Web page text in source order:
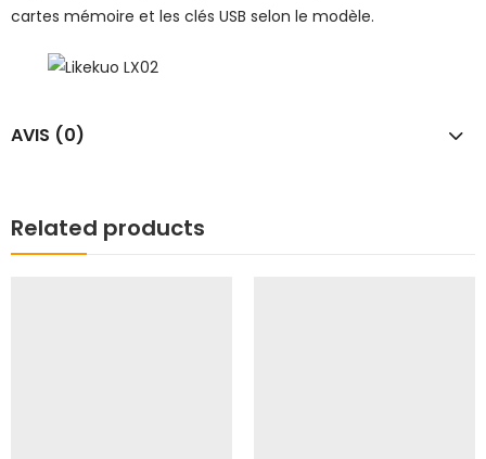
cartes mémoire et les clés USB selon le modèle.
AVIS (0)
Related products